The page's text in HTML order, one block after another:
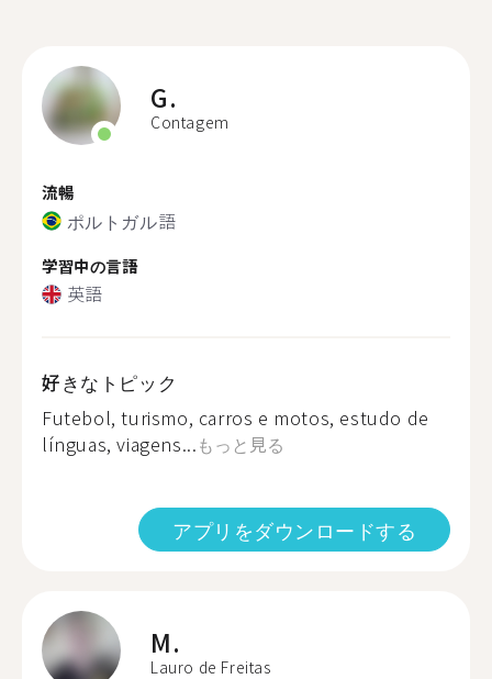
G.
Contagem
流暢
ポルトガル語
学習中の言語
英語
好きなトピック
Futebol, turismo, carros e motos, estudo de
línguas, viagens...もっと見る
アプリをダウンロードする
M.
Lauro de Freitas